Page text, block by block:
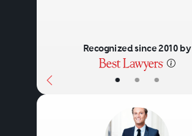
• • •
Recognized since 2010 by